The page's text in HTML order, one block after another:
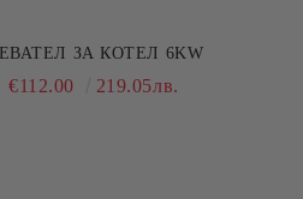
ЗА КОТЕЛ 6KW
€112.00 219.05лв.